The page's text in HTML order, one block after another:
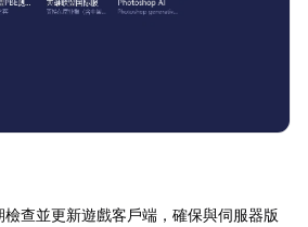
檢查並更新遊戲客戶端，確保與伺服器版